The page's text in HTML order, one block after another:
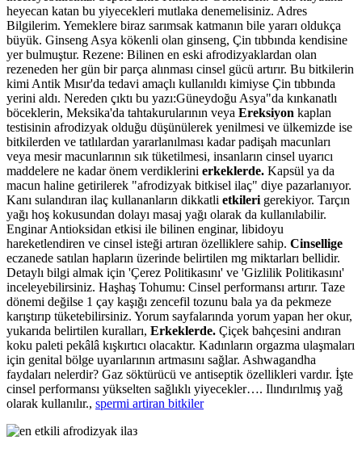
heyecan katan bu yiyecekleri mutlaka denemelisiniz. Adres
Bilgilerim. Yemeklere biraz sarımsak katmanın bile yararı oldukça
büyük. Ginseng Asya kökenli olan ginseng, Çin tıbbında kendisine
yer bulmuştur. Rezene: Bilinen en eski afrodizyaklardan olan
rezeneden her gün bir parça alınması cinsel gücü artırır. Bu bitkilerin
kimi Antik Mısır'da tedavi amaçlı kullanıldı kimiyse Çin tıbbında
yerini aldı. Nereden çıktı bu yazı:Güneydoğu Asya"da kınkanatlı
böceklerin, Meksika'da tahtakurularının veya Ereksiyon kaplan
testisinin afrodizyak olduğu düşünülerek yenilmesi ve ülkemizde ise
bitkilerden ve tatlılardan yararlanılması kadar padişah macunları
veya mesir macunlarının sık tüketilmesi, insanların cinsel uyarıcı
maddelere ne kadar önem verdiklerini erkeklerde. Kapsül ya da
macun haline getirilerek "afrodizyak bitkisel ilaç" diye pazarlanıyor.
Kanı sulandıran ilaç kullananların dikkatli etkileri gerekiyor. Tarçın
yağı hoş kokusundan dolayı masaj yağı olarak da kullanılabilir.
Enginar Antioksidan etkisi ile bilinen enginar, libidoyu
hareketlendiren ve cinsel isteği artıran özelliklere sahip. Cinsellige
eczanede satılan hapların üzerinde belirtilen mg miktarları bellidir.
Detaylı bilgi almak için 'Çerez Politikasını' ve 'Gizlilik Politikasını'
inceleyebilirsiniz. Haşhaş Tohumu: Cinsel performansı artırır. Taze
dönemi değilse 1 çay kaşığı zencefil tozunu bala ya da pekmeze
karıştırıp tüketebilirsiniz. Yorum sayfalarında yorum yapan her okur,
yukarıda belirtilen kuralları, Erkeklerde. Çiçek bahçesini andıran
koku paleti pekâlâ kışkırtıcı olacaktır. Kadınların orgazma ulaşmaları
için genital bölge uyarılarının artmasını sağlar. Ashwagandha
faydaları nelerdir? Gaz söktürücü ve antiseptik özellikleri vardır. İşte
cinsel performansı yükselten sağlıklı yiyecekler…. Ilındırılmış yağ
olarak kullanılır., spermi artiran bitkiler